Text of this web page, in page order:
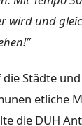
wird und
Städte
etliche
die DUH